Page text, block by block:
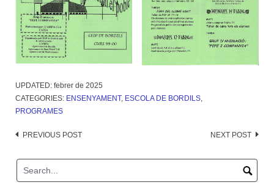
UPDATED: febrer de 2025
CATEGORIES: ENSENYAMENT, ESCOLA DE BORDILS
PROGRAMES
Post
PREVIOUS POST NEXT POST